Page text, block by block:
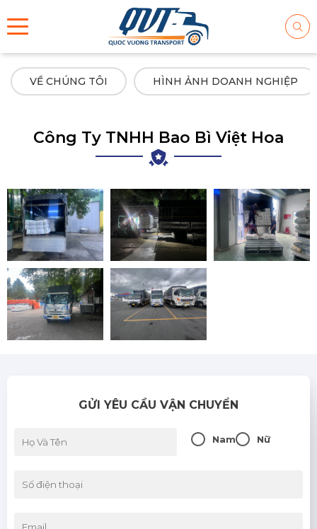
VỀ CHÚNG TÔI HÌNH ẢNH DOANH NGHIỆP
Công Ty TNHH Bao Bì Việt Hoa
GỬI YÊU CẦU VẬN CHUYỂN
Nam Nữ